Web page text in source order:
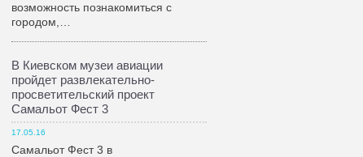
возможность познакомиться с
городом,…
В Киевском музеи авиации
пройдет развлекательно-
просветительский проект
Самальот Фест 3
17.05.16
Самальот Фест 3 в